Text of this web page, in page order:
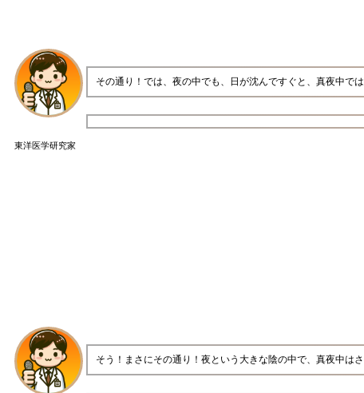
東洋医学研究家
その通り！では、夜の中でも、日が沈んですぐと、真夜中で
そう！まさにその通り！夜という大きな陰の中で、真夜中は